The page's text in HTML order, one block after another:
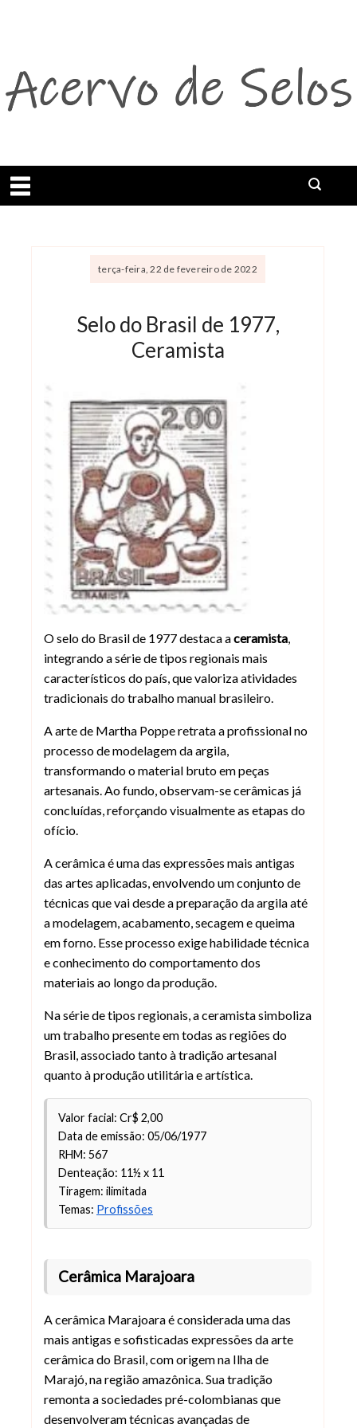
Abrir menu
terça-feira, 22 de fevereiro de 2022
Selo do Brasil de 1977,
Ceramista
Selo da Ceramista Brasil 1977
O selo do Brasil de 1977 destaca aceramista,
integrando a série de tipos regionais mais
característicos do país, que valoriza atividades
tradicionais do trabalho manual brasileiro.
A arte de Martha Poppe retrata a profissional no
processo de modelagem da argila,
transformando o material bruto em peças
artesanais. Ao fundo, observam-se cerâmicas já
concluídas, reforçando visualmente as etapas do
ofício.
A cerâmica é uma das expressões mais antigas
das artes aplicadas, envolvendo um conjunto de
técnicas que vai desde a preparação da argila até
a modelagem, acabamento, secagem e queima
em forno. Esse processo exige habilidade técnica
e conhecimento do comportamento dos
materiais ao longo da produção.
Na série de tipos regionais, a ceramista simboliza
um trabalho presente em todas as regiões do
Brasil, associado tanto à tradição artesanal
quanto à produção utilitária e artística.
Valor facial: Cr$ 2,00
Data de emissão: 05/06/1977
RHM: 567
Denteação: 11½ x 11
Tiragem: ilimitada
Temas: Profissões
Cerâmica Marajoara
A cerâmica Marajoara é considerada uma das
mais antigas e sofisticadas expressões da arte
cerâmica do Brasil, com origem na Ilha de
Marajó, na região amazônica. Sua tradição
remonta a sociedades pré-colombianas que
desenvolveram técnicas avançadas de